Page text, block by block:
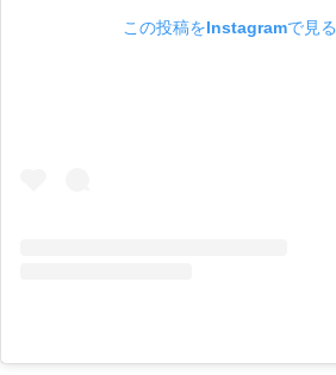
この投稿をInstagramで見る